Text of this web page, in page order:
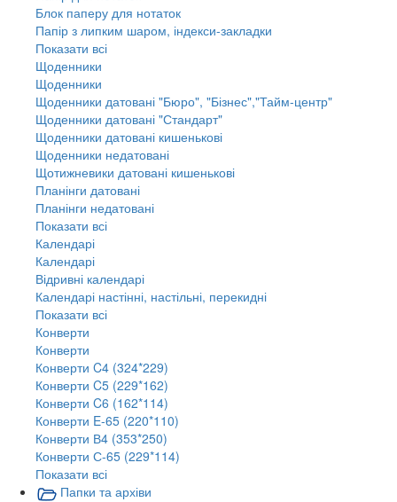
Блок паперу для нотаток
Папір з липким шаром, індекси-закладки
Показати всі
Щоденники
Щоденники
Щоденники датовані "Бюро", "Бізнес","Тайм-центр"
Щоденники датовані "Стандарт"
Щоденники датовані кишенькові
Щоденники недатовані
Щотижневики датовані кишенькові
Планінги датовані
Планінги недатовані
Показати всі
Календарі
Календарі
Відривні календарі
Календарі настінні, настільні, перекидні
Показати всі
Конверти
Конверти
Конверти C4 (324*229)
Конверти C5 (229*162)
Конверти C6 (162*114)
Конверти E-65 (220*110)
Конверти В4 (353*250)
Конверти С-65 (229*114)
Показати всі
Папки та архіви